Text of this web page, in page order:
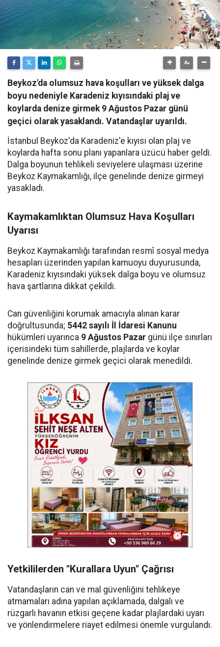
Beykoz'da olumsuz hava koşulları ve yüksek dalga
boyu nedeniyle Karadeniz kıyısındaki plaj ve
koylarda denize girmek 9 Ağustos Pazar günü
geçici olarak yasaklandı. Vatandaşlar uyarıldı.
İstanbul Beykoz'da Karadeniz'e kıyısı olan plaj ve
koylarda hafta sonu planı yapanlara üzücü haber geldi.
Dalga boyunun tehlikeli seviyelere ulaşması üzerine
Beykoz Kaymakamlığı, ilçe genelinde denize girmeyi
yasakladı.
Kaymakamlıktan Olumsuz Hava Koşulları
Uyarısı
Beykoz Kaymakamlığı tarafından resmî sosyal medya
hesapları üzerinden yapılan kamuoyu duyurusunda,
Karadeniz kıyısındaki yüksek dalga boyu ve olumsuz
hava şartlarına dikkat çekildi.
Can güvenliğini korumak amacıyla alınan karar
doğrultusunda; 5442 sayılı İl İdaresi Kanunu
hükümleri uyarınca 9 Ağustos Pazar günü ilçe sınırları
içerisindeki tüm sahillerde, plajlarda ve koylar
genelinde denize girmek geçici olarak menedildi.
Yetkililerden "Kurallara Uyun" Çağrısı
Vatandaşların can ve mal güvenliğini tehlikeye
atmamaları adına yapılan açıklamada, dalgalı ve
rüzgarlı havanın etkisi geçene kadar plajlardaki uyarı
ve yönlendirmelere riayet edilmesi önemle vurgulandı.